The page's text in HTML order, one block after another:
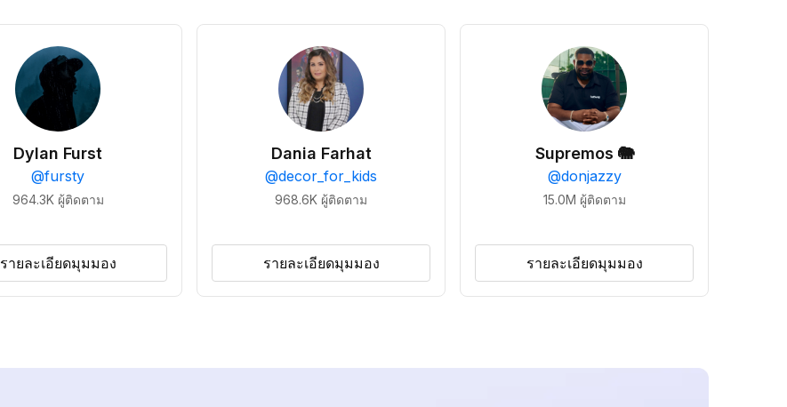
Dylan Furst
@fursty
964.3K ผู้ติดตาม
รายละเอียดมุมมอง
Dania Farhat
@decor_for_kids
968.6K ผู้ติดตาม
รายละเอียดมุมมอง
Supremos 🐘
@donjazzy
15.0M ผู้ติดตาม
รายละเอียดมุมมอง